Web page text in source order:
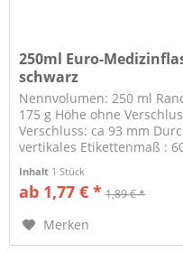
250ml Euro-
schwarz
Nennvolumen: 250 ml
175 g Höhe ohne
Verschluss: ca 93 mm
vertikales Etikettenmaß :
Inhalt 1 Stück
ab 1,77 € * 1,89 € *
Merken